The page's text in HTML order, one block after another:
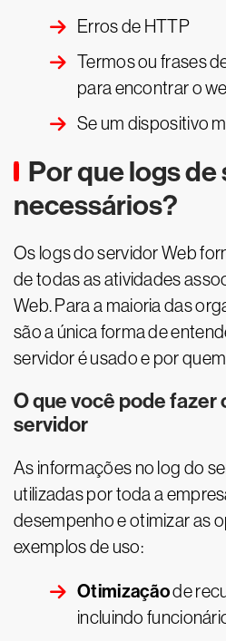
Erros de HTTP
Termos ou frases
para encontrar o
Se um dispositivo
Por que logs
necessários?
Os logs do servidor Web
de todas as atividades
Web. Para a maioria das
são a única forma de
servidor é usado e por
O que você pode fazer
servidor
As informações no log do
utilizadas por toda a
desempenho e otimizar as
exemplos de uso:
Otimizaçãode
incluindo